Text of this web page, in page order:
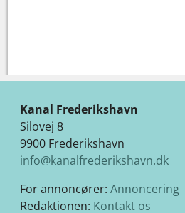
Kanal Frederikshavn
Silovej 8
9900 Frederikshavn
info@kanalfrederikshavn.dk
For annoncører: Annoncering
Redaktionen: Kontakt os